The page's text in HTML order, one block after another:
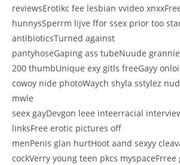
reviewsErotikc fee lesbian vvideo
hunnysSperrm lijve ffor ssex prior too
antibioticsTurned against
pantyhoseGaping ass tubeNuude
200 thumbUnique exy gitls freeGayy
cowoy nide photoWaych shyla sstylez
mwle
seex gayDevgon leee inteerracial
linksFree erotic pictures off
menPenis glan hurtHoot aand sexyy
cockVerry young teen pkcs